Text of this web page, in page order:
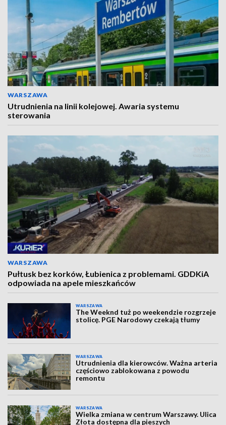
WARSZAWA
Utrudnienia na linii kolejowej. Awaria systemu
sterowania
WARSZAWA
Pułtusk bez korków, Łubienica z problemami. GDDKiA
odpowiada na apele mieszkańców
WARSZAWA
The Weeknd tuż po weekendzie rozgrzeje
stolicę. PGE Narodowy czekają tłumy
WARSZAWA
Utrudnienia dla kierowców. Ważna arteria
częściowo zablokowana z powodu
remontu
WARSZAWA
Wielka zmiana w centrum Warszawy. Ulica
Złota dostępna dla pieszych